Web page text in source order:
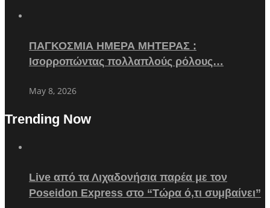
ΠΑΓΚΟΣΜΙΑ ΗΜΕΡΑ ΜΗΤΕΡΑΣ :
Ισορροπώντας πολλαπλούς ρόλους…
May 8, 2026
Trending Now
Live από τα Λιχαδονήσια παρέα με τον
Poseidon Express στο “Τώρα ό,τι συμβαίνει”